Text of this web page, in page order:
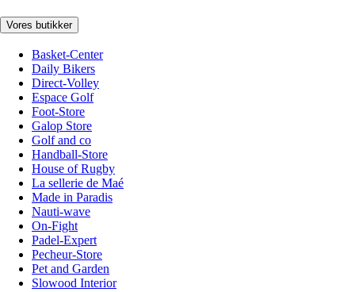
Vores butikker
Basket-Center
Daily Bikers
Direct-Volley
Espace Golf
Foot-Store
Galop Store
Golf and co
Handball-Store
House of Rugby
La sellerie de Maé
Made in Paradis
Nauti-wave
On-Fight
Padel-Expert
Pecheur-Store
Pet and Garden
Slowood Interior